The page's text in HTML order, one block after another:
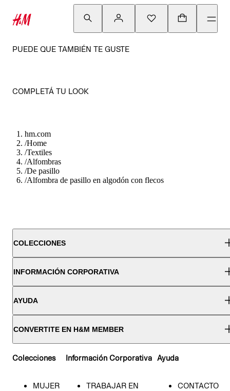
PUEDE QUE TAMBIÉN TE GUSTE
COMPLETÁ TU LOOK
hm.com
/Home
/Textiles
/Alfombras
/De pasillo
/Alfombra de pasillo en algodón con flecos
COLECCIONES
INFORMACIÓN CORPORATIVA
AYUDA
CONVERTITE EN H&M MEMBER
Colecciones
MUJER
Información Corporativa
TRABAJAR EN
Ayuda
CONTACTO